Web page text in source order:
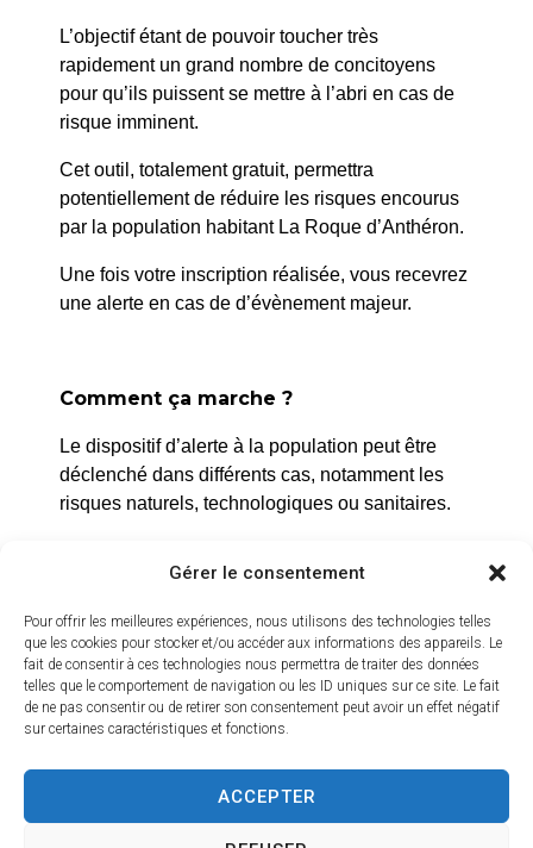
Gérer le consentement
Pour offrir les meilleures expériences, nous utilisons des technologies telles
que les cookies pour stocker et/ou accéder aux informations des appareils. Le
fait de consentir à ces technologies nous permettra de traiter des données
telles que le comportement de navigation ou les ID uniques sur ce site. Le fait
de ne pas consentir ou de retirer son consentement peut avoir un effet négatif
sur certaines caractéristiques et fonctions.
ACCEPTER
2 avenue de l’Europe Unie,
13640 La Roque d’Anthéron
Nous contacter
Horaires d'ouverture
Du lundi au jeudi :
de 8h30 à 11h30 et de 14h à 16h
Le vendredi :
L’objectif étant de pouvoir toucher très
rapidement un grand nombre de concitoyens
pour qu’ils puissent se mettre à l’abri en cas de
risque imminent.
Cet outil, totalement gratuit, permettra
potentiellement de réduire les risques encourus
par la population habitant La Roque d’Anthéron.
Une fois votre inscription réalisée, vous recevrez
une alerte en cas de d’évènement majeur.
Comment ça marche ?
Le dispositif d’alerte à la population peut être
déclenché dans différents cas, notamment les
risques naturels, technologiques ou sanitaires.
ville, et peut être localisée selon le périmètre et
Prenez quelques minutes pour vous inscrire et
bénéficier gratuitement de ce service d’alerte :
https://inscription.cedralis.com/
Comment sont utilisées les données